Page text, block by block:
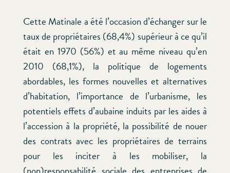
Cette Matinale a été l’occasion d’échanger sur le
taux de propriétaires (68,4%) supérieur à ce qu’il
était en 1970 (56%) et au même niveau qu’en
2010 (68,1%), la politique de logements
abordables, les formes nouvelles et alternatives
d’habitation, l’importance de l’urbanisme, les
potentiels effets d’aubaine induits par les aides à
l’accession à la propriété, la possibilité de nouer
des contrats avec les propriétaires de terrains
pour les inciter à les mobiliser, la